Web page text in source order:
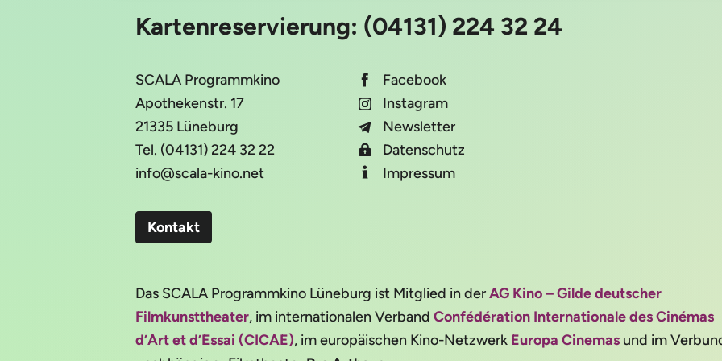
Kartenreservierung: (04131) 224 32 24
SCALA Programmkino
Apothekenstr. 17
21335 Lüneburg
Tel. (04131) 224 32 22
info@scala-kino.net
Kontakt
Facebook
Instagram
Newsletter
Datenschutz
Impressum
Das SCALA Programmkino Lüneburg ist Mitglied in derAG Kino – Gilde deutscher
Filmkunsttheater, im internationalen Verband Confédération Internationale des Cinémas
d’Art et d’Essai (CICAE), im europäischen Kino-Netzwerk Europa Cinemas und im